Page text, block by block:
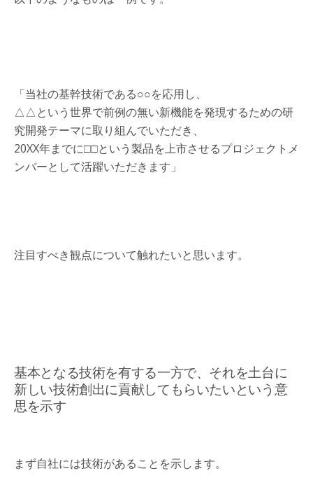
「当社の基幹技術である○○を応用し、
△△という世界で前例の無い新機能を発現するための研
究開発テーマに取り組んでいただき、
20XX年までに□□という製品を上市させるプロジェクトメ
ンバーとして活躍いただきます」
注目すべき観点について触れたいと思います。
基本となる技術を有する一方で、それを土台に
新しい技術創出に貢献してもらいたいという意
思を示す
まず自社には技術があることを示します。